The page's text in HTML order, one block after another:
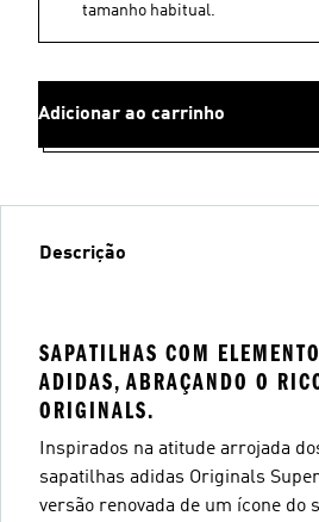
tamanho habitual.
Adicionar ao carrinho
Descrição
SAPATILHAS COM
ADIDAS, ABRAÇANDO O
ORIGINALS.
Inspirados na atitude arrojada
sapatilhas adidas Originals
versão renovada de um ícone do